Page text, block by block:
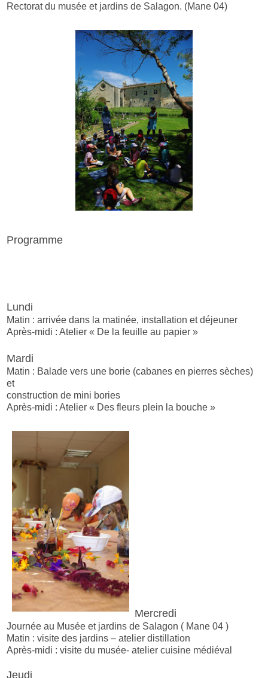
Rectorat du musée et jardins de Salagon. (Mane 04)
Programme
Lundi
Matin : arrivée dans la matinée, installation et déjeuner
Après-midi : Atelier « De la feuille au papier »
Mardi
Matin : Balade vers une borie (cabanes en pierres sèches)
et
construction de mini bories
Après-midi : Atelier « Des fleurs plein la bouche »
Mercredi
Journée au Musée et jardins de Salagon ( Mane 04 )
Matin : visite des jardins – atelier distillation
Après-midi : visite du musée- atelier cuisine médiéval
Jeudi